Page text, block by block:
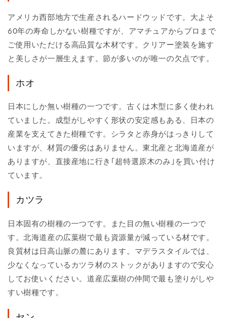
アメリカ西部地方で生産されるハードウッドです。大よそ
60年の寿命しかない樹種ですが、アマチュアからプロまで
ご使用いただける高品質な木材です。クリアー塗装を施す
と美しさが一層生えます。節が多いのが唯一の欠点です。
ホオ
日本にしか無い樹種の一つです。古くは木型に多く使われ
ていました。成型がしやすく形状の安定感もある、日本の
産業を支えてきた樹種です。シラタと赤身がはっきりして
いますが、材質の優劣はありません。東北産と北海道産が
ありますが、直接産地に行き｢超特選原木のみ｣を買い付け
ています。
カツラ
日本固有の樹種の一つです。また目の無い樹種の一つで
す。北海道産の広葉樹で最も資源量が減っている材です。
良質材は日高山脈の麓にあります。マデラスタイルでは、
少なくなっているカツラ材のストックがありますので安心
してお使いください。道産広葉樹の仲間で最も塗りがしや
すい樹種です。